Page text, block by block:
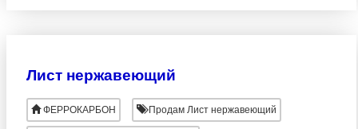
Лист нержавеющий
ФЕРРОКАРБОН Продам Лист нержавеющий